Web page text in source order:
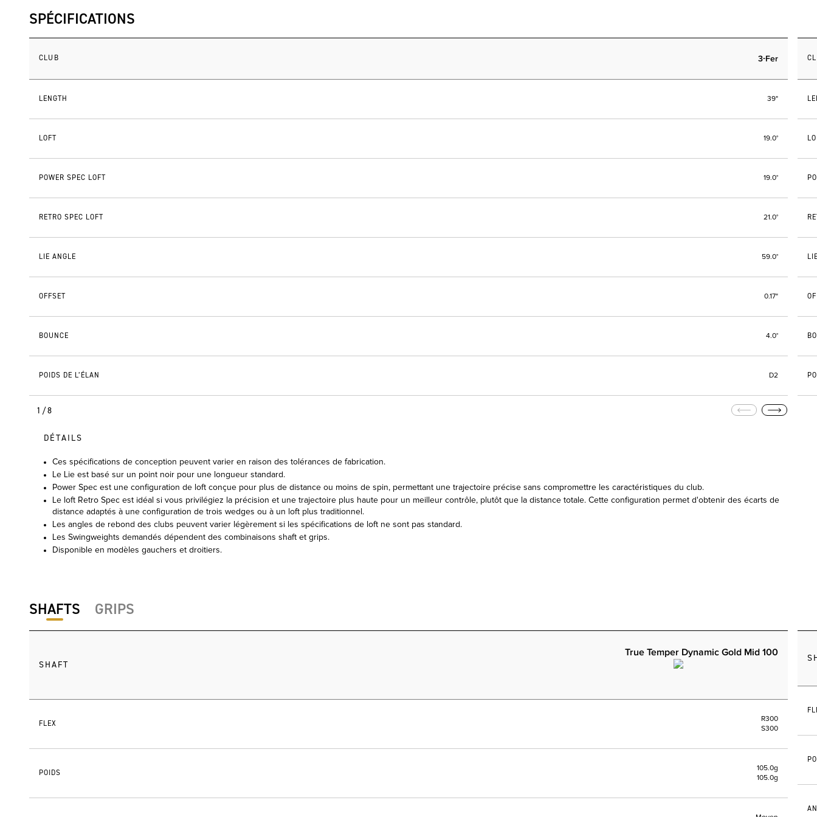
SPÉCIFICATIONS
CLUB 3-Fer
LENGTH 39"
LOFT 19.0°
POWER SPEC LOFT 19.0°
RETRO SPEC LOFT 21.0°
LIE ANGLE 59.0°
OFFSET 0.17"
BOUNCE 4.0°
POIDS DE L’ÉLAN D2
1/8
DÉTAILS
Ces spécifications de conception peuvent varier en raison des tolérances de fabrication.
Le Lie est basé sur un point noir pour une longueur standard.
Power Spec est une configuration de loft conçue pour plus de distance ou moins de spin, permettant une trajectoire précise sans compromettre les caractéristiques du club.
Le loft Retro Spec est idéal si vous privilégiez la précision et une trajectoire plus haute pour un meilleur contrôle, plutôt que la distance totale. Cette configuration permet d'obtenir des écarts de
distance adaptés à une configuration de trois wedges ou à un loft plus traditionnel.
Les angles de rebond des clubs peuvent varier légèrement si les spécifications de loft ne sont pas standard.
Les Swingweights demandés dépendent des combinaisons shaft et grips.
Disponible en modèles gauchers et droitiers.
SHAFTS GRIPS
SHAFT
True Temper Dynamic Gold Mid 100
FLEX
R300
S300
POIDS
105.0g
105.0g